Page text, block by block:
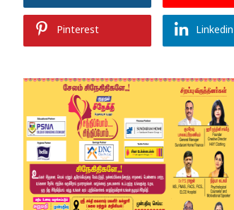
Pinterest Linkedin